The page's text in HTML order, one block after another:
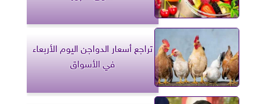
تراجع أسعار الدواجن اليوم الأربعاء
في الأسواق